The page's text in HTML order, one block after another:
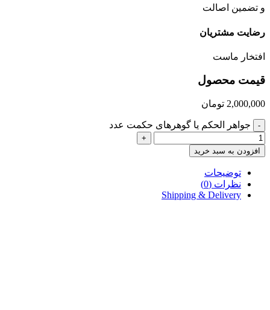
و تضمین اصالت
رضایت مشتریان
افتخار ماست
قیمت محصول
2,000,000 تومان
- جواهر الحکم یا گ‍وه‍ره‍ای‌ ح‍کم‍ت‌ عدد
+
افزودن به سبد خرید
توضیحات
نظرات (0)
Shipping & Delivery